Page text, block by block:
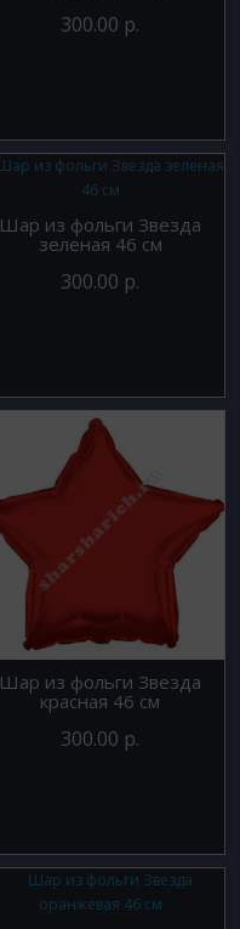
300.00 р.
Шар из фольги Звезда
зеленая 46 см
300.00 р.
Шар из фольги Звезда
красная 46 см
300.00 р.